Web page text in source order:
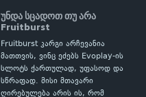
უნდა სცადოთ თუ არა
Fruitburst
Fruitburst კარგი არჩევანია
მათთვის, ვინც ეძებს Evoplay-ის
სლოტს ქართულად, უფასოდ და
სწრაფად. მისი მთავარი
ღირებულება არის ის, რომ